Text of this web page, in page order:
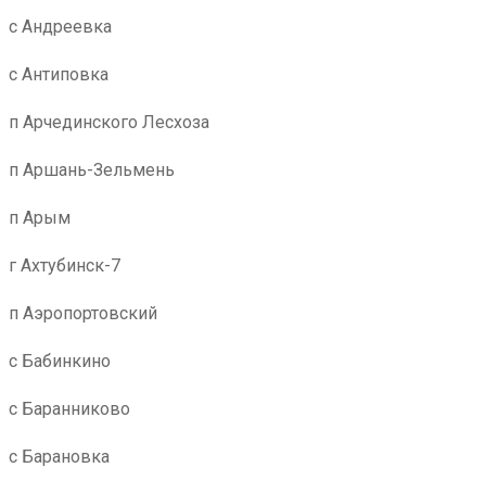
с Андреевка
с Антиповка
п Арчединского Лесхоза
п Аршань-Зельмень
п Арым
г Ахтубинск-7
п Аэропортовский
с Бабинкино
с Баранниково
с Барановка